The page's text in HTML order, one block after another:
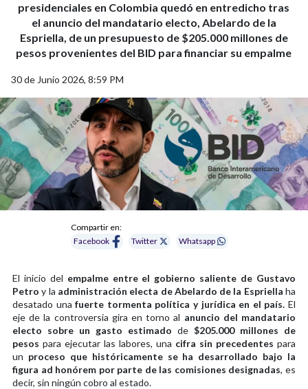
presidenciales en Colombia quedó en entredicho tras
el anuncio del mandatario electo, Abelardo de la
Espriella, de un presupuesto de $205.000 millones de
pesos provenientes del BID para financiar su empalme
30 de Junio 2026, 8:59 PM
Compartir en:
Facebook
Twitter Whatsapp
El inicio del empalme entre el gobierno saliente de Gustavo
Petro y la administración electa de Abelardo de la Espriella ha
desatado una fuerte tormenta política y jurídica en el país. El
eje de la controversia gira en torno al anuncio del mandatario
electo sobre un gasto estimado de $205.000 millones de
pesos para ejecutar las labores, una cifra sin precedentes para
un proceso que históricamente se ha desarrollado bajo la
figura ad honórem por parte de las comisiones designadas, es
decir, sin ningún cobro al estado.